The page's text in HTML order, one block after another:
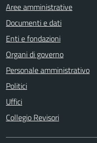
Aree amministrative
Documenti e dati
Enti e fondazioni
Organi di governo
Personale amministrativo
Politici
Uffici
Collegio Revisori